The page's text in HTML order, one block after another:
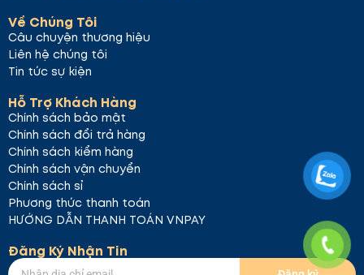
Về Chúng Tôi
Câu chuyện thương hiệu
Liên hệ chúng tôi
Tin tức sự kiện
Hỗ Trợ Khách Hàng
Chính sách bảo mật
Chính sách đổi trả hàng
Chính sách kiểm hàng
Chính sách vận chuyển
Chính sách sỉ
Phương thức thanh toán
HƯỚNG DẪN THANH TOÁN VNPAY
Đăng Ký Nhận Tin